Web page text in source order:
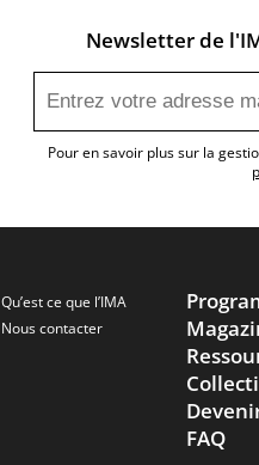
Newsletter de
Pour en savoir plus sur la
Qu’est ce que l’IMA
Nous contacter
FAQ